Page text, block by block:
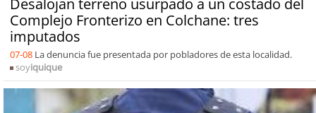
Desalojan terreno usurpado a un costado del
Complejo Fronterizo en Colchane: tres
imputados
07-08 La denuncia fue presentada por pobladores de esta localidad.
soyiquique